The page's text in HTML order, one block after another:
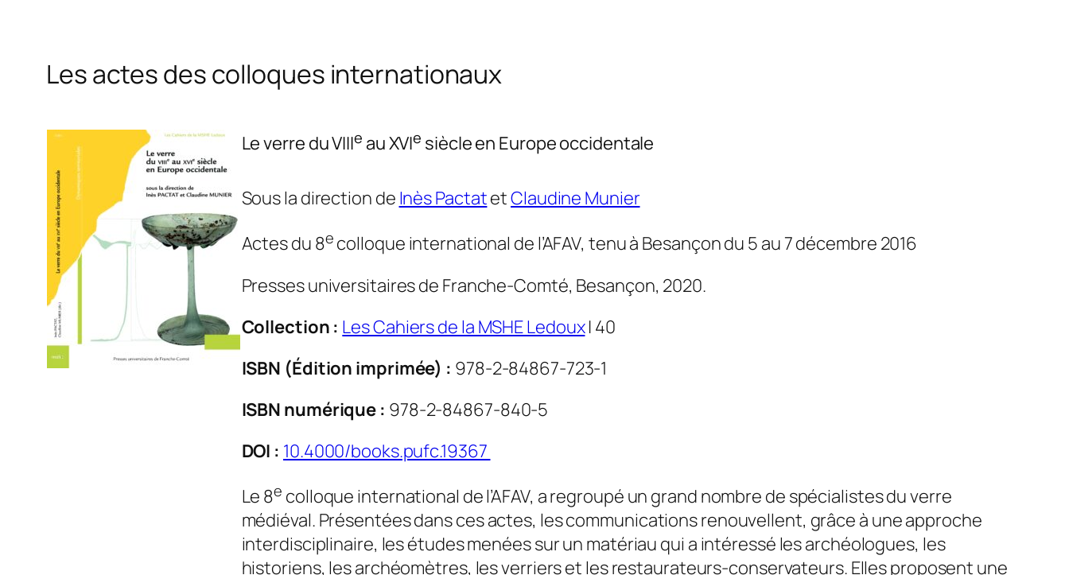
Les actes des colloques internationaux
Le verre du VIIIe au XVIe siècle en Europe occidentale
Sous la direction de Inès PactatetClaudine Munier
Actes du 8e colloque international de l’AFAV, tenu à Besançon du 5 au 7 décembre 2016
Presses universitaires de Franche-Comté, Besançon, 2020.
Collection : Les Cahiers de la MSHE Ledoux| 40
ISBN (Édition imprimée) : 978-2-84867-723-1
ISBN numérique : 978-2-84867-840-5
DOI : 10.4000/books.pufc.19367
Le 8e colloque international de l’AFAV, a regroupé un grand nombre de spécialistes du verre
médiéval. Présentées dans ces actes, les communications renouvellent, grâce à une approche
interdisciplinaire, les études menées sur un matériau qui a intéressé les archéologues, les
historiens, les archéomètres, les verriers et les restaurateurs-conservateurs. Elles proposent une